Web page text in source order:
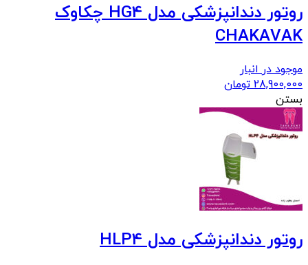
روتور دندانپزشکی مدل HG4 چکاوک
CHAKAVAK
موجود در انبار
28,900,000 تومان
بستن
روتور دندانپزشکی مدل HLP4